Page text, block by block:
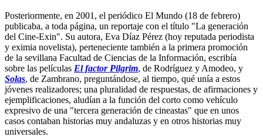
Posteriormente, en 2001, el periódico El Mundo (18 de febrero)
publicaba, a toda página, un reportaje con el título "La generación
del Cine-Exin". Su autora, Eva Díaz Pérez (hoy reputada periodista
y eximia novelista), perteneciente también a la primera promoción
de la sevillana Facultad de Ciencias de la Información, escribía
sobre las películas El factor Pilgrim, de Rodríguez y Amodeo, y
Solas, de Zambrano, preguntándose, al tiempo, qué unía a estos
jóvenes realizadores; una pluralidad de respuestas, de afirmaciones y
ejemplificaciones, aludían a la función del corto como vehículo
expresivo de una "tercera generación de cineastas" que en unos
casos contaban historias muy andaluzas y en otros historias muy
universales.